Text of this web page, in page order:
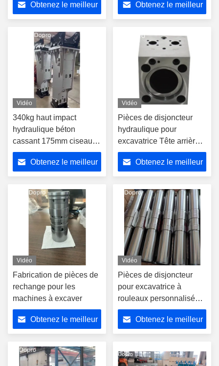
Obtenez le meilleur
hydraulique
Obtenez le meilleur
Vidéo
340kg haut impact
hydraulique béton
cassant 175mm ciseau
d'outil pour l'exploitation
minière de pierre dure
Obtenez le meilleur
Vidéo
Pièces de disjoncteur
hydraulique pour
excavatrice Tête arrière
HB15G 20G 30G 40G
SB81 Pour le marteau
Furukawa
Obtenez le meilleur
Vidéo
Fabrication de pièces de
rechange pour les
machines à excaver
Obtenez le meilleur
Vidéo
Pièces de disjoncteur
pour excavatrice à
rouleaux personnalisés
cylindre hydraulique
pistonObtenez le meilleur